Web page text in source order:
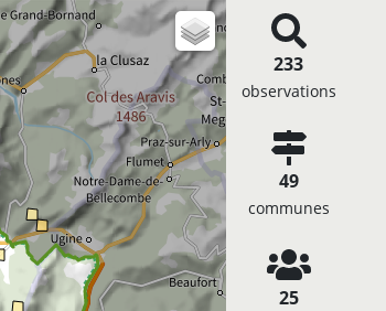
233
observations
49
communes
25